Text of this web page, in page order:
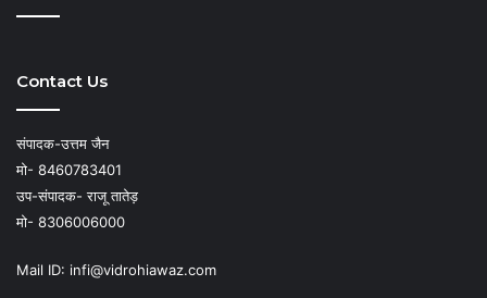
Contact Us
संपादक-उत्तम जैन
मो- 8460783401
उप-संपादक- राजू तातेड़
मो- 8306006000
Mail ID: infi@vidrohiawaz.com